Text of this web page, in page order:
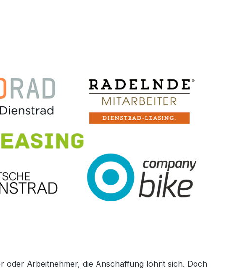
oder Arbeitnehmer, die Anschaffung lohnt sich. Doch